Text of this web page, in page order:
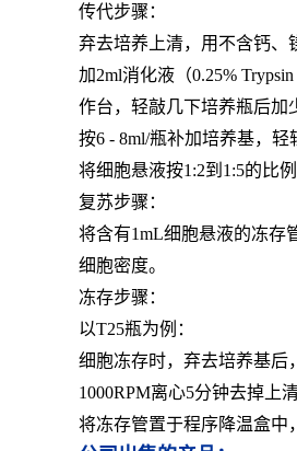
传代步骤：
弃去培养上清，用不含钙、
加2ml消化液（0.25%
作台，轻敲几下培养瓶后加
按6 - 8ml/瓶补加培养基，轻
将细胞悬液按1:2到1:5的比
复苏步骤：
将含有1mL细胞悬液的冻存
细胞密度。
冻存步骤：
以T25瓶为例：
细胞冻存时，弃去培养基后
1000RPM离心5分钟去掉上
将冻存管置于程序降温盒中